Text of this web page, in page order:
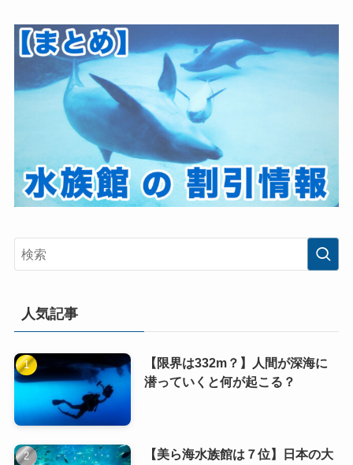
人気記事
【限界は332m？】人間が深海に
潜っていくと何が起こる？
【美ら海水族館は７位】日本の大